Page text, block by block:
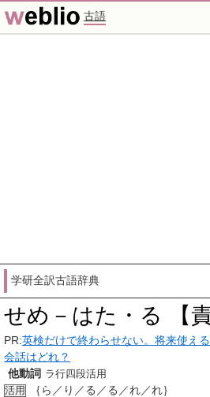
古語
学研全訳古語辞典
せめ－はた・る 【
PR:英検だけで終わらせない。将来使え
会話はどれ？
他動詞 ラ行四段活用
活用
｛ら／り／る／る／れ／れ｝